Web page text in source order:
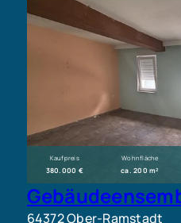
Kaufpreis
380.000 €
Wohnfläche
ca. 200 m²
64372 Ober-Ramstadt